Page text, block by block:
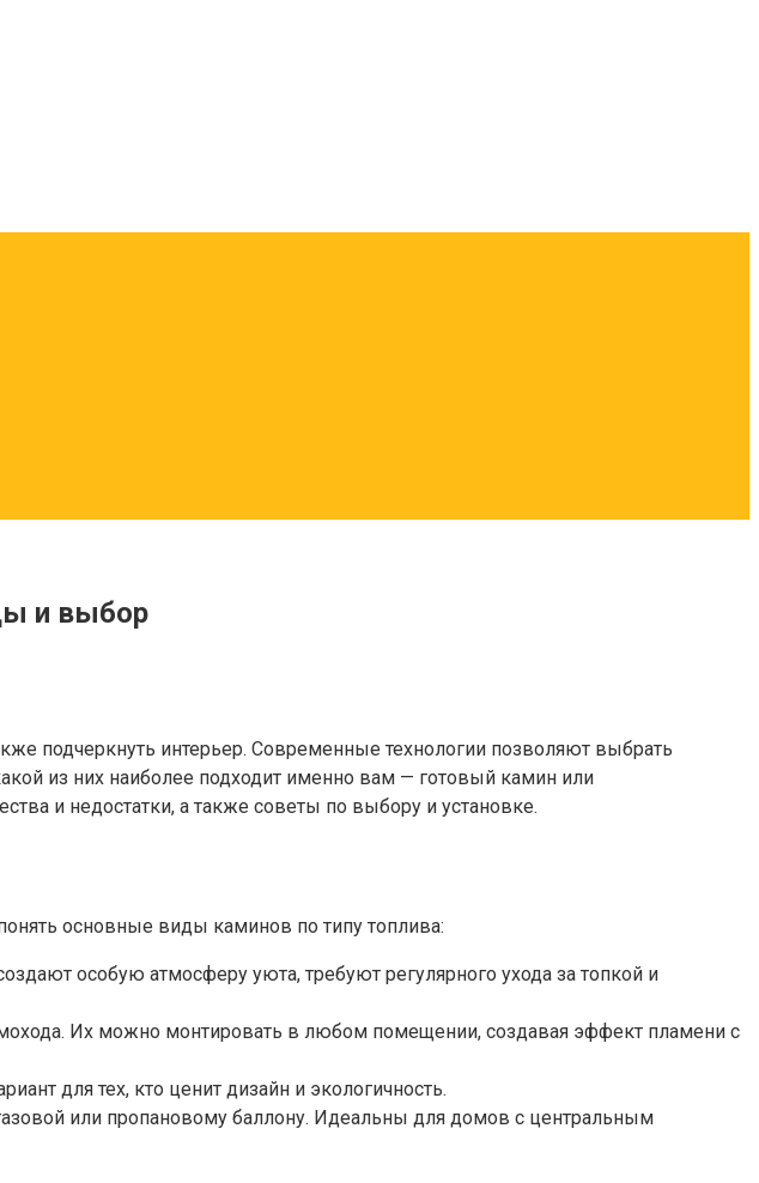
и выбор
подчеркнуть интерьер. Современные технологии позволяют выбрать
из них наиболее подходит именно вам — готовый камин или
и недостатки, а также советы по выбору и установке.
основные виды каминов по типу топлива:
особую атмосферу уюта, требуют регулярного ухода за топкой и
Их можно монтировать в любом помещении, создавая эффект пламени с
для тех, кто ценит дизайн и экологичность.
или пропановому баллону. Идеальны для домов с центральным